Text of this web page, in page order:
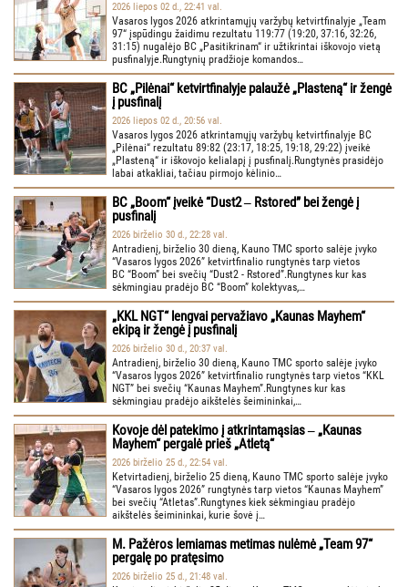
2026 liepos 02 d., 22:41 val.
Vasaros lygos 2026 atkrintamųjų varžybų ketvirtfinalyje „Team
97“ įspūdingu žaidimu rezultatu 119:77 (19:20, 37:16, 32:26,
31:15) nugalėjo BC „Pasitikrinam“ ir užtikrintai iškovojo vietą
pusfinalyje.Rungtynių pradžioje komandos…
BC „Pilėnai“ ketvirtfinalyje palaužė „Plasteną“ ir žengė
į pusfinalį
2026 liepos 02 d., 20:56 val.
Vasaros lygos 2026 atkrintamųjų varžybų ketvirtfinalyje BC
„Pilėnai“ rezultatu 89:82 (23:17, 18:25, 19:18, 29:22) įveikė
„Plasteną“ ir iškovojo kelialapį į pusfinalį.Rungtynės prasidėjo
labai atkakliai, tačiau pirmojo kėlinio…
BC „Boom“ įveikė “Dust2 ‒ Rstored” bei žengė į
pusfinalį
2026 birželio 30 d., 22:28 val.
Antradienį, birželio 30 dieną, Kauno TMC sporto salėje įvyko
“Vasaros lygos 2026” ketvirtfinalio rungtynės tarp vietos
BC “Boom” bei svečių “Dust2 - Rstored”.Rungtynes kur kas
sėkmingiau pradėjo BC “Boom” kolektyvas,…
„KKL NGT“ lengvai pervažiavo „Kaunas Mayhem“
ekipą ir žengė į pusfinalį
2026 birželio 30 d., 20:37 val.
Antradienį, birželio 30 dieną, Kauno TMC sporto salėje įvyko
“Vasaros lygos 2026” ketvirtfinalio rungtynės tarp vietos “KKL
NGT” bei svečių “Kaunas Mayhem”.Rungtynes kur kas
sėkmingiau pradėjo aikštelės šeimininkai,…
Kovoje dėl patekimo į atkrintamąsias ‒ „Kaunas
Mayhem“ pergalė prieš „Atletą“
2026 birželio 25 d., 22:54 val.
Ketvirtadienį, birželio 25 dieną, Kauno TMC sporto salėje įvyko
“Vasaros lygos 2026” rungtynės tarp vietos “Kaunas Mayhem”
bei svečių “Atletas”.Rungtynes kiek sėkmingiau pradėjo
aikštelės šeimininkai, kurie šovė į…
M. Pažėros lemiamas metimas nulėmė „Team 97“
pergalę po pratęsimo
2026 birželio 25 d., 21:48 val.